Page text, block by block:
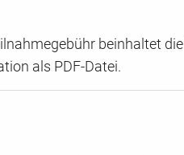
beinhaltet
als PDF-Datei.